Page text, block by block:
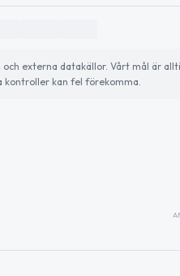
externa datakällor. Vårt mål är
kontroller kan fel förekomma.